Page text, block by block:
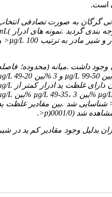
است.
به بیمارستان طالقانی گرگان به صورت تصادفی
بندی گردید .نمونه های ادرار
µg/L
100<
سن مادران 6/1±6/25 سال بود .گواتر درجه 1 در 43 %و درجه 2 در 8 %مادران وجود داشت .میانه (محدوده؛
µg/L 99-50 و 3 %بین L 49-20
L
µg/L
µg/L 49-35، 3 %بین
L
شناسایی شد .بین مقادیر غلظت
شد (0001/0 (p<
.
بدلیل وجود مقادیر کم ید در شیر